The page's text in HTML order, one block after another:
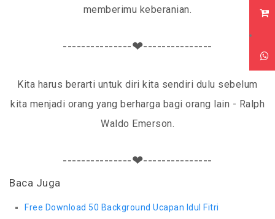
memberimu keberanian.
---------------❤---------------
Kita harus berarti untuk diri kita sendiri dulu sebelum
kita menjadi orang yang berharga bagi orang lain - Ralph
Waldo Emerson.
---------------❤---------------
Baca Juga
Free Download 50 Background Ucapan Idul Fitri